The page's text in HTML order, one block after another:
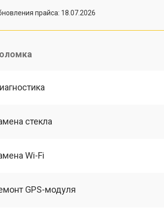
прайса: 18.07.2026
стекла
Wi-Fi
GPS-модуля